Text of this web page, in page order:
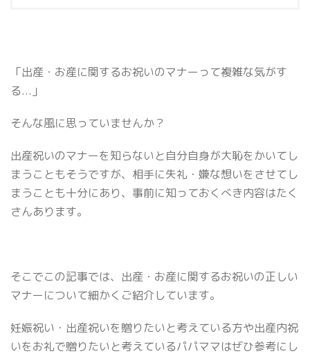
「出産・お産に関するお祝いのマナーって複雑な気がす
る...」
そんな風に思っていませんか？
出産祝いのマナーを知らないと自分自身が大恥をかいてし
まうこともそうですが、相手に失礼・嫌な想いをさせてし
まうことも十分にあり、事前に知っておくべき内容はたく
さんあります。
そこでこの記事では、出産・お産に関するお祝いの正しい
マナーについて細かくご紹介しています。
妊娠祝い・出産祝いを贈りたいと考えている方や出産内祝
いをお礼で贈りたいと考えているパパママはぜひ参考にし